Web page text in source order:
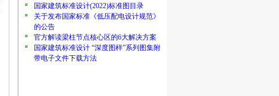
国家建筑标准设计(2022)标准图目录
关于发布国家标准《低压配电设计规范》
的公告
官方解读梁柱节点核心区的6大解决方案
国家建筑标准设计 “深度图样”系列图集附
带电子文件下载方法